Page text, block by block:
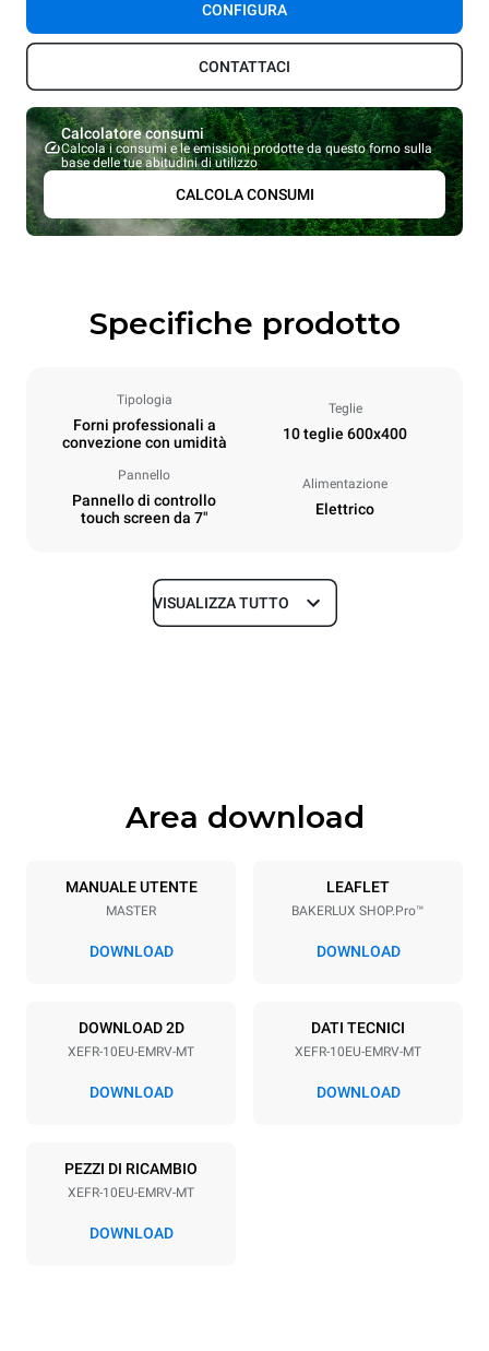
CONFIGURA
CONTATTACI
Calcolatore consumi
Calcola i consumi e le emissioni prodotte da questo forno sulla
base delle tue abitudini di utilizzo
CALCOLA CONSUMI
Specifiche prodotto
Tipologia
Forni professionali a
convezione con umidità
Teglie
10 teglie 600x400
Pannello
Pannello di controllo
touch screen da 7"
Alimentazione
Elettrico
Dimensioni
Specifiche teglia
10 600x400
Passo teglie
380-415V 3N~ / 220-240V
3~
15,5 kW
50 / 60 Hz
VISUALIZZA TUTTO
Area download
MANUALE UTENTE
MASTER
DOWNLOAD
LEAFLET
BAKERLUX SHOP.Pro™
DOWNLOAD
DOWNLOAD 2D
XEFR-10EU-EMRV-MT
DOWNLOAD
DATI TECNICI
XEFR-10EU-EMRV-MT
DOWNLOAD
PEZZI DI RICAMBIO
XEFR-10EU-EMRV-MT
DOWNLOAD